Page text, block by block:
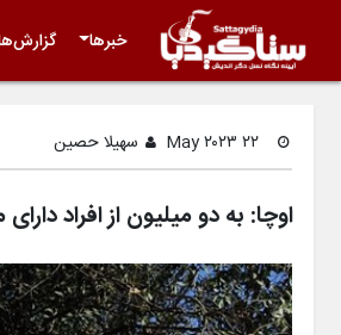
خبرها
سهیلا حصین
اوچا: به دو میلیون از افراد